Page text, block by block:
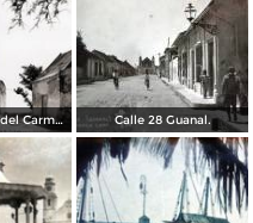
Faro de Ciudad del Carmen Calle 28 Guanal.